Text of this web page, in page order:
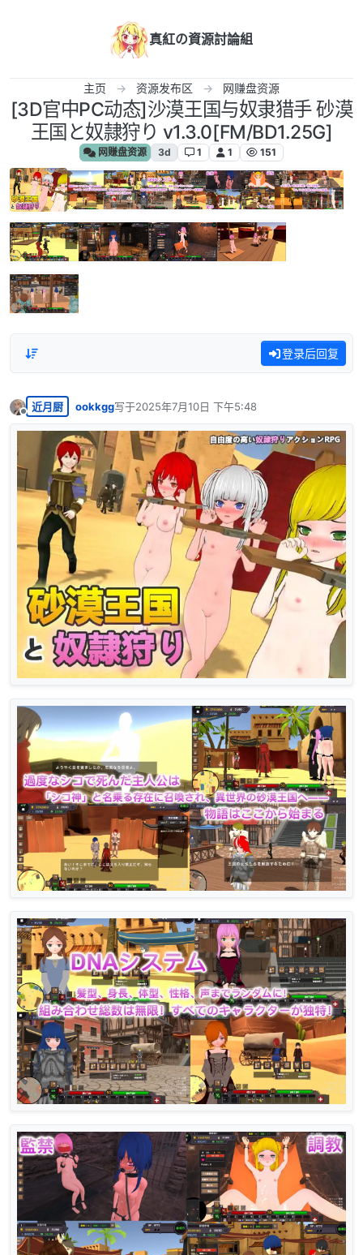
真紅の資源討論組
主页 资源发布区 网赚盘资源
[3D官中PC动态]沙漠王国与奴隶猎手 砂漠
王国と奴隷狩り v1.3.0[FM/BD1.25G]
网赚盘资源 3d 1 1 151
登录后回复
离线
近月厨 ookkgg写于2025年7月10日 下午5:48
最后由 编辑